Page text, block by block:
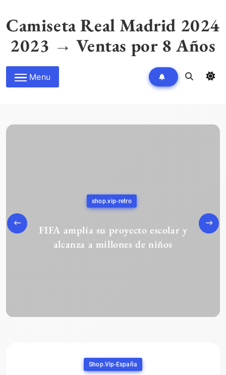
content
Camiseta Real Madrid 2024
2023 → Ventas por 8 Años
Menu
shop.vip-retro
FIFA amplía su proyecto escolar y
alcanza a millones de niños
Shop.vip-España